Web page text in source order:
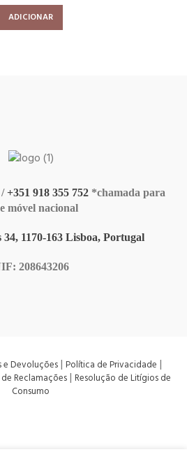
ADICIONAR
/+351 918 355 752 *chamada para
móvel nacional
34, 1170-163 Lisboa, Portugal
208643206
e Devoluções| Política de Privacidade |
Reclamações| Resolução de Litígios de
Consumo